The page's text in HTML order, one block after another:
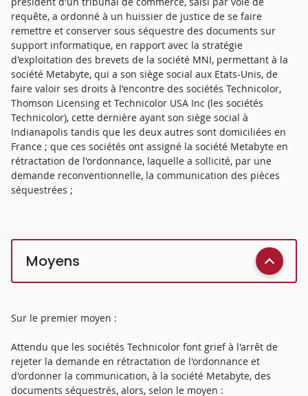
requête, a ordonné à un huissier de justice de se faire
remettre et conserver sous séquestre des documents sur
support informatique, en rapport avec la stratégie
d'exploitation des brevets de la société MNI, permettant à la
société Metabyte, qui a son siège social aux Etats-Unis, de
faire valoir ses droits à l'encontre des sociétés Technicolor,
Thomson Licensing et Technicolor USA Inc (les sociétés
Technicolor), cette dernière ayant son siège social à
Indianapolis tandis que les deux autres sont domiciliées en
France ; que ces sociétés ont assigné la société Metabyte en
rétractation de l'ordonnance, laquelle a sollicité, par une
demande reconventionnelle, la communication des pièces
séquestrées ;
Moyens
Sur le premier moyen :
Attendu que les sociétés Technicolor font grief à l'arrêt de
rejeter la demande en rétractation de l'ordonnance et
d'ordonner la communication, à la société Metabyte, des
documents séquestrés, alors, selon le moyen :